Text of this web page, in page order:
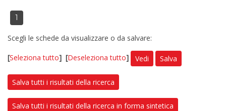
1
Scegli le schede da visualizzare o da salvare:
[Seleziona tutto] [Deseleziona tutto] Vedi Salva
Salva tutti i risultati della ricerca
Salva tutti i risultati della ricerca in forma sintetica